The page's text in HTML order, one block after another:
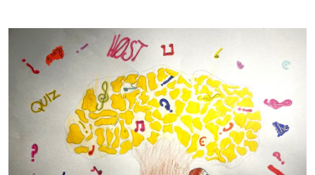
Historie
For leverandører
Kontakt oss